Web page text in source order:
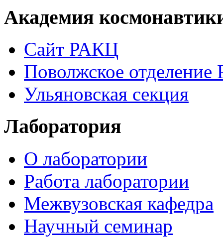
Академия
Сайт РАКЦ
Поволжское
Ульяновская секция
Лаборатория
О лаборатории
Работа лаборатории
Межвузовская кафедра
Научный семинар